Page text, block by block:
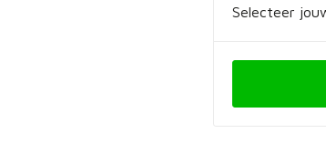
Selecteer